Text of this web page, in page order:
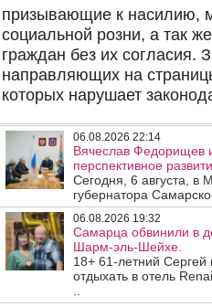
06.08.2026 22:14
Вячеслав Федорищев
перспективное
Сегодня, 6 августа, в
губернатора
06.08.2026 19:32
Самарца обвинили в
Шарм-эль-Шейхе.
18+ 61-летний
отдыхать в отель